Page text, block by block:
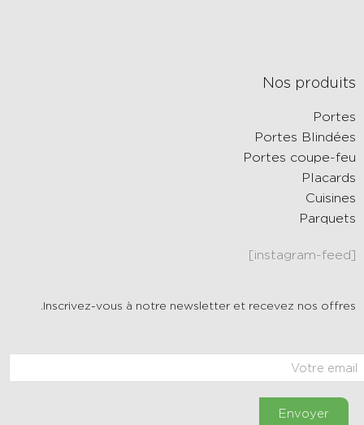
Nos produits
Portes
Portes Blindées
Portes coupe-feu
Placards
Cuisines
Parquets
[instagram-feed]
Inscrivez-vous à notre newsletter et recevez nos offres.
Envoyer